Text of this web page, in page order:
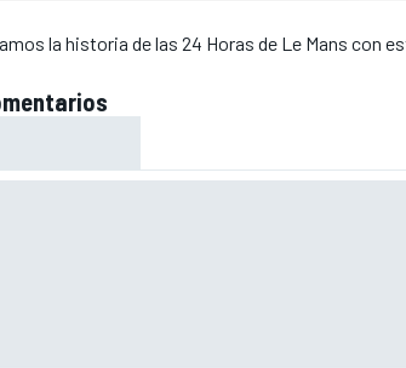
la historia de las 24 Horas de Le Mans con